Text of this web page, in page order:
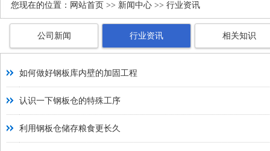
您现在的位置： 网站首页 >> 新闻中心 >> 行业资讯
公司新闻 行业资讯 相关知识
如何做好钢板库内壁的加固工程
认识一下钢板仓的特殊工序
利用钢板仓储存粮食更长久